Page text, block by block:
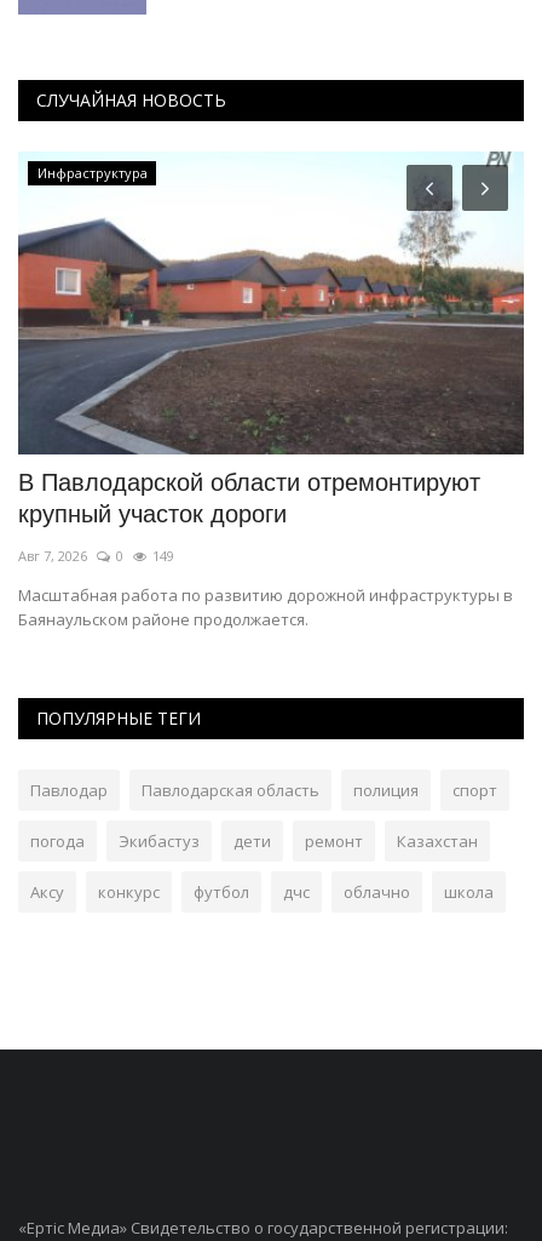
СЛУЧАЙНАЯ НОВОСТЬ
Инфраструктура
В Павлодарской области отремонтируют
крупный участок дороги
Авг 7, 2026 0 149
Масштабная работа по развитию дорожной инфраструктуры в
Баянаульском районе продолжается.
ПОПУЛЯРНЫЕ ТЕГИ
Павлодар Павлодарская область полиция спорт
погода Экибастуз дети ремонт Казахстан
Аксу конкурс футбол дчс облачно школа
«Ертiс Медиа» Свидетельство о государственной регистрации: